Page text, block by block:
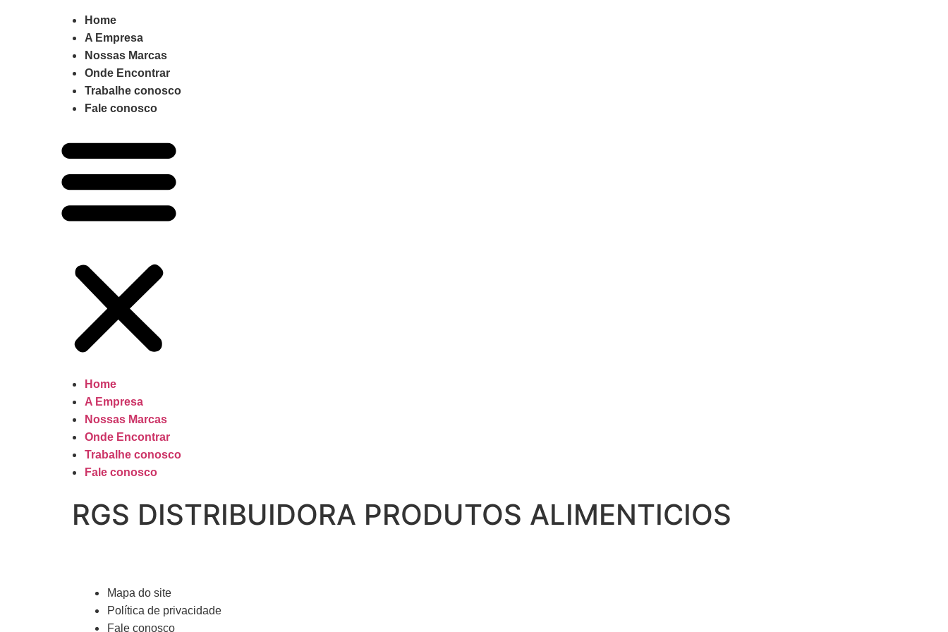
Home
A Empresa
Nossas Marcas
Onde Encontrar
Trabalhe conosco
Fale conosco
Home
A Empresa
Nossas Marcas
Onde Encontrar
Trabalhe conosco
Fale conosco
RGS DISTRIBUIDORA PRODUTOS ALIMENTICIOS
Mapa do site
Política de privacidade
Fale conosco